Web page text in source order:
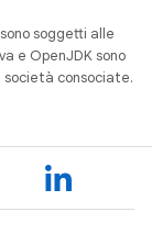
soggetti alle
e OpenJDK sono
consociate.